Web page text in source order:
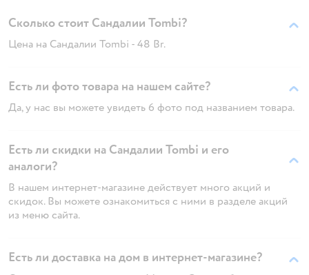
Сколько стоит Сандалии Tombi?
Цена на Сандалии Tombi - 48 Br.
Есть ли фото товара на нашем сайте?
Да, у нас вы можете увидеть 6 фото под названием товара.
Есть ли скидки на Сандалии Tombi и его
аналоги?
В нашем интернет-магазине действует много акций и
скидок. Вы можете ознакомиться с ними в разделе акций
из меню сайта.
Есть ли доставка на дом в интернет-магазине?